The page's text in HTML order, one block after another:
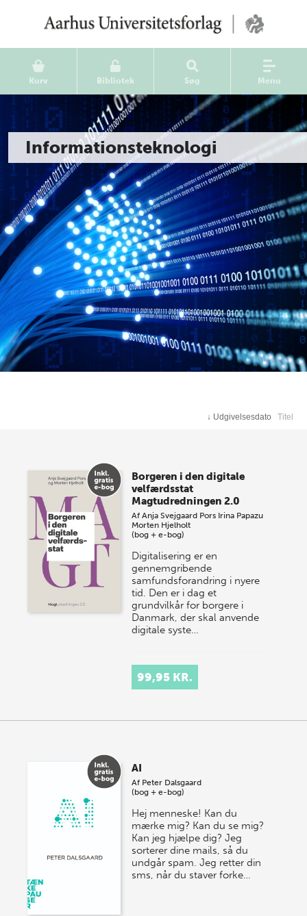
Kurv Bibliotek Søg Menu
Informationsteknologi
↓ Udgivelsesdato Titel
Borgeren i den digitale
velfærdsstat
Magtudredningen 2.0
AfAnja Svejgaard Pors Irina Papazu
Morten Hjelholt
(bog + e-bog)
Digitalisering er en
gennemgribende
samfundsforandring i nyere
tid. Den er i dag et
grundvilkår for borgere i
Danmark, der skal anvende
digitale syste…
99,95 KR.
AI
Af Peter Dalsgaard
(bog + e-bog)
Hej menneske! Kan du
mærke mig? Kan du se mig?
Kan jeg hjælpe dig? Jeg
sorterer dine mails, så du
undgår spam. Jeg retter din
sms, når du staver forke…